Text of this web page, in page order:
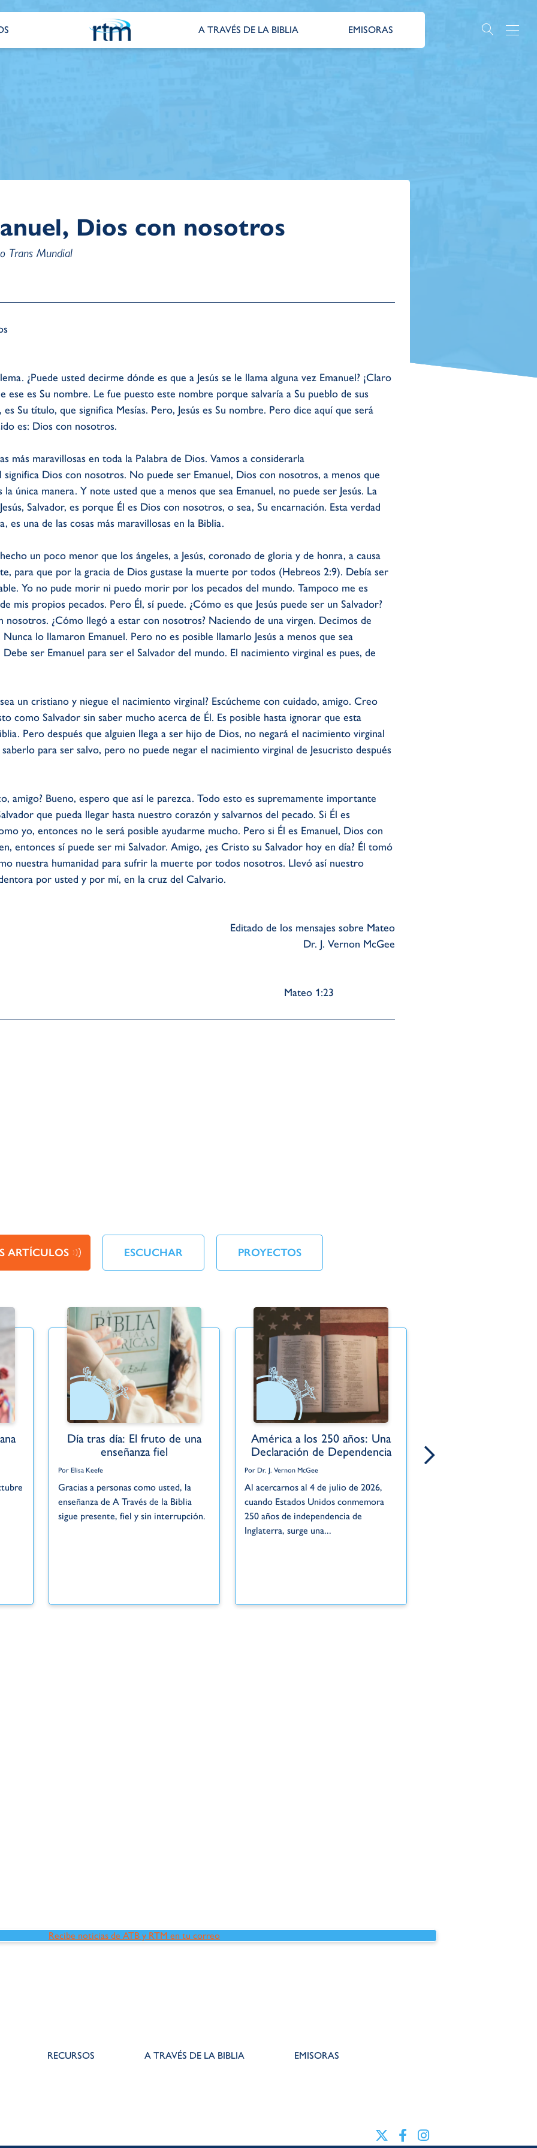
A TRAVÉS DE LA BIBLIA EMISORAS
Dios con nosotros
Trans Mundial
¿Puede usted decirme dónde es que a Jesús se le llama alguna vez Emanuel? ¡Claro
ese es Su nombre. Le fue puesto este nombre porque salvaría a Su pueblo de sus
Su título, que significa Mesías. Pero, Jesús es Su nombre. Pero dice aquí que será
es: Dios con nosotros.
más maravillosas en toda la Palabra de Dios. Vamos a considerarla
significa Dios con nosotros. No puede ser Emanuel, Dios con nosotros, a menos que
la única manera. Y note usted que a menos que sea Emanuel, no puede ser Jesús. La
Salvador, es porque Él es Dios con nosotros, o sea, Su encarnación. Esta verdad
es una de las cosas más maravillosas en la Biblia.
un poco menor que los ángeles, a Jesús, coronado de gloria y de honra, a causa
para que por la gracia de Dios gustase la muerte por todos (Hebreos 2:9). Debía ser
Yo no pude morir ni puedo morir por los pecados del mundo. Tampoco me es
mis propios pecados. Pero Él, sí puede. ¿Cómo es que Jesús puede ser un Salvador?
nosotros. ¿Cómo llegó a estar con nosotros? Naciendo de una virgen. Decimos de
Nunca lo llamaron Emanuel. Pero no es posible llamarlo Jesús a menos que sea
ser Emanuel para ser el Salvador del mundo. El nacimiento virginal es pues, de
un cristiano y niegue el nacimiento virginal? Escúcheme con cuidado, amigo. Creo
como Salvador sin saber mucho acerca de Él. Es posible hasta ignorar que esta
Pero después que alguien llega a ser hijo de Dios, no negará el nacimiento virginal
para ser salvo, pero no puede negar el nacimiento virginal de Jesucristo después
amigo? Bueno, espero que así le parezca. Todo esto es supremamente importante
que pueda llegar hasta nuestro corazón y salvarnos del pecado. Si Él es
yo, entonces no le será posible ayudarme mucho. Pero si Él es Emanuel, Dios con
entonces sí puede ser mi Salvador. Amigo, ¿es Cristo su Salvador hoy en día? Él tomó
nuestra humanidad para sufrir la muerte por todos nosotros. Llevó así nuestro
por usted y por mí, en la cruz del Calvario.
Editado de los mensajes sobre Mateo
Dr. J. Vernon McGee
ARTÍCULOS ESCUCHAR PROYECTOS
Día tras día: El fruto de una
enseñanza fiel
Por Elisa Keefe
Gracias a personas como usted, la
enseñanza de A Través de la Biblia
sigue presente, fiel y sin interrupción.
América a los 250 años: Una
Declaración de Dependencia
Por Dr. J. Vernon McGee
Al acercarnos al 4 de julio de 2026,
cuando Estados Unidos conmemora
250 años de independencia de
Inglaterra, surge una...
Por Dr. J. Vernon McGee
Recibe noticias de ATB y RTM en tu correo
RECURSOS A TRAVÉS DE LA BIBLIA EMISORAS